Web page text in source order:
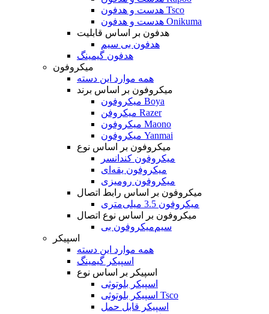
هدست و هدفون Tsco
هدست و هدفون Onikuma
هدفون بر اساس قابلیت
هدفون بی سیم
هدفون گیمینگ
میکروفون
همه موارد این دسته
میکروفون بر اساس برند
میکروفون Boya
میکروفن Razer
میکروفون Maono
میکروفون Yanmai
میکروفون بر اساس نوع
میکروفون کندانسر
میکروفون یقه‌ای
میکروفون رومیزی
میکروفون بر اساس رابط اتصال
میکروفون 3.5 میلی‌متری
میکروفون بر اساس نوع اتصال
میکروفون بی‌‎سیم
اسپیکر
همه موارد این دسته
اسپیکر گیمینگ
اسپیکر بر اساس نوع
اسپیکر بلوتوثی
اسپیکر بلوتوثی Tsco
اسپیکر قابل حمل